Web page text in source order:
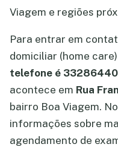
Viagem e regiões
Para entrar em
domiciliar (home care)
telefone é 33286440
acontece em Rua
bairro Boa Viagem.
informações sobre
agendamento de